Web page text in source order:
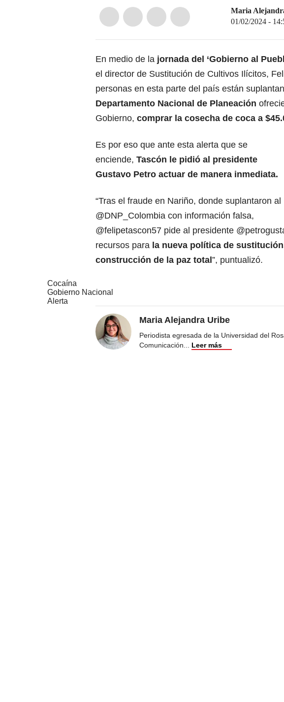
Maria
01/02/2024 -
En medio de la jornada del ‘Gobierno al
el director de Sustitución de Cultivos Ilícitos,
personas en esta parte del país están
Departamento Nacional de Planeación
Gobierno, comprar la cosecha de coca a
Es por eso que ante esta alerta que se
enciende, Tascón le pidió al presidente
Gustavo Petro actuar de manera inmediata.
“Tras el fraude en Nariño, donde suplantaron al
@DNP_Colombia con información falsa,
@felipetascon57 pide al presidente
recursos para la nueva política de
construcción de la paz total ”, puntualizó.
Cocaína
Gobierno Nacional
Alerta
Maria Alejandra Uribe
Periodista egresada de la Universidad del
Comunicación... Leer más